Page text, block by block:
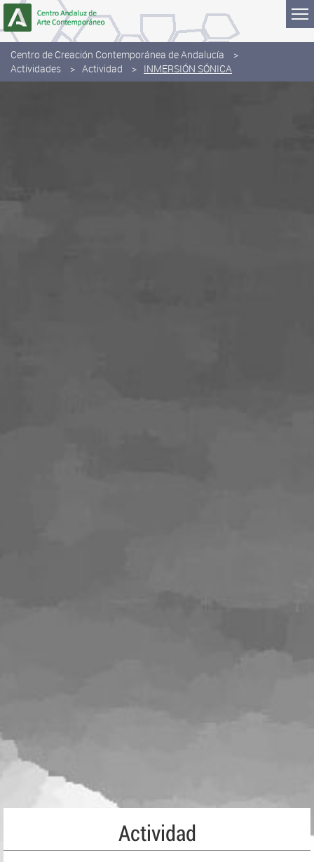
Saltar al contenido
Centro de Creación Contemporánea de Andalucía
Actividades
Actividad INMERSIÓN SÓNICA
Actividad